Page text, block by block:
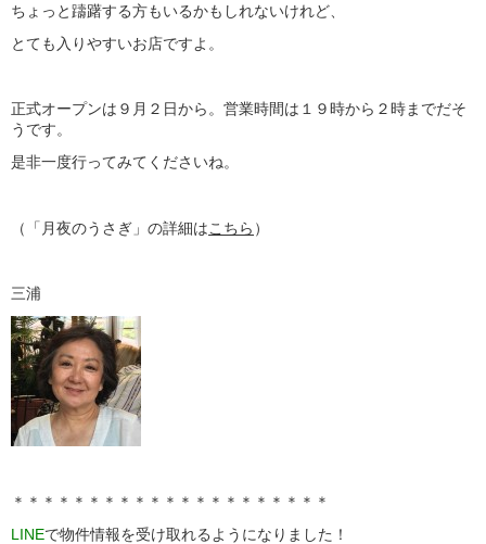
ちょっと躊躇する方もいるかもしれないけれど、
とても入りやすいお店ですよ。
正式オープンは９月２日から。営業時間は１９時から２時までだそ
うです。
是非一度行ってみてくださいね。
（「月夜のうさぎ」の詳細はこちら ）
三浦
＊＊＊＊＊＊＊＊＊＊＊＊＊＊＊＊＊＊＊＊＊
LINEで物件情報を受け取れるようになりました！